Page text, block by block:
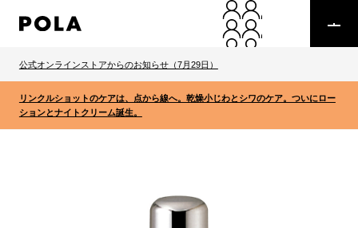
公式オンラインストアからのお知らせ（7月29日）
リンクルショットのケアは、点から線へ。乾燥小じわとシワのケア。ついにロー
ションとナイトクリーム誕生。